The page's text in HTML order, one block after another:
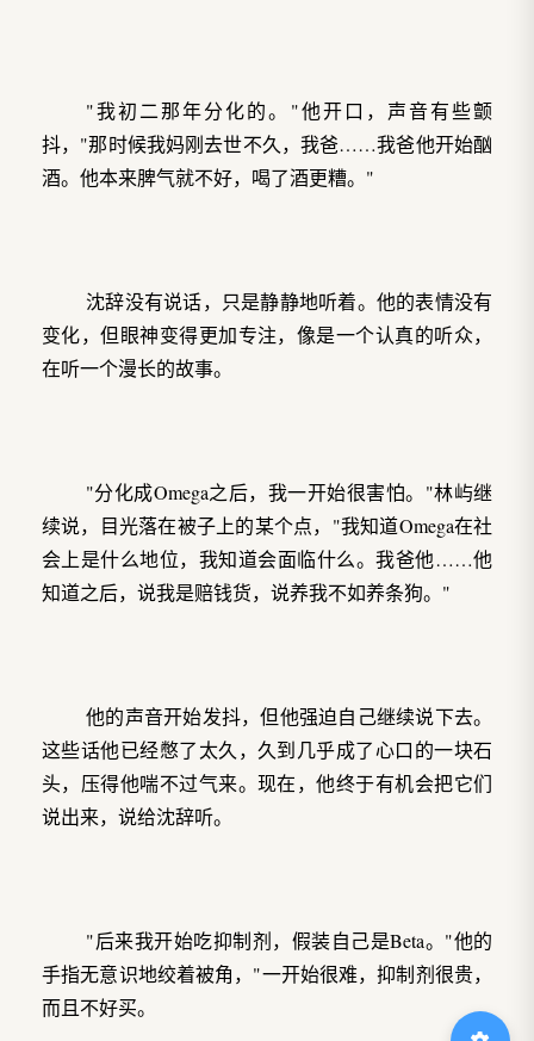
"我初二那年分化的。"他开口，声音有些颤
抖，"那时候我妈刚去世不久，我爸……我爸他开始酗
酒。他本来脾气就不好，喝了酒更糟。"
沈辞没有说话，只是静静地听着。他的表情没有
变化，但眼神变得更加专注，像是一个认真的听众，
在听一个漫长的故事。
"分化成Omega之后，我一开始很害怕。"林屿继
续说，目光落在被子上的某个点，"我知道Omega在社
会上是什么地位，我知道会面临什么。我爸他……他
知道之后，说我是赔钱货，说养我不如养条狗。"
他的声音开始发抖，但他强迫自己继续说下去。
这些话他已经憋了太久，久到几乎成了心口的一块石
头，压得他喘不过气来。现在，他终于有机会把它们
说出来，说给沈辞听。
"后来我开始吃抑制剂，假装自己是Beta。"他的
手指无意识地绞着被角，"一开始很难，抑制剂很贵，
而且不好买。